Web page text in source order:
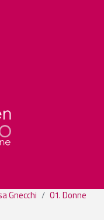
Gnecchi
01. Donne